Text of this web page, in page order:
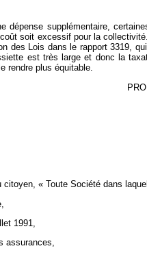
dépense supplémentaire,
soit excessif pour la
des Lois dans le rapport 3319,
est très large et donc la
rendre plus équitable.
« Toute Société dans
1991,
assurances,